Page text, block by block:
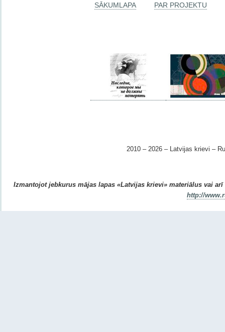
SĀKUMLAPA PAR PROJEKTU
2010 – 2026 – Latvijas krievi –
Izmantojot jebkurus mājas lapas «Latvijas krievi» materiālus vai
http://